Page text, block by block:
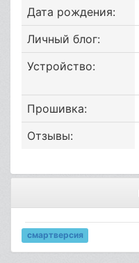
Дата рождения:
Личный блог:
Устройство:
Прошивка:
Отзывы:
смартверсия